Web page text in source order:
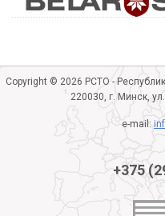
Copyright © 2026 РСТО -
220030, г. Минск,
e-mail:
+375